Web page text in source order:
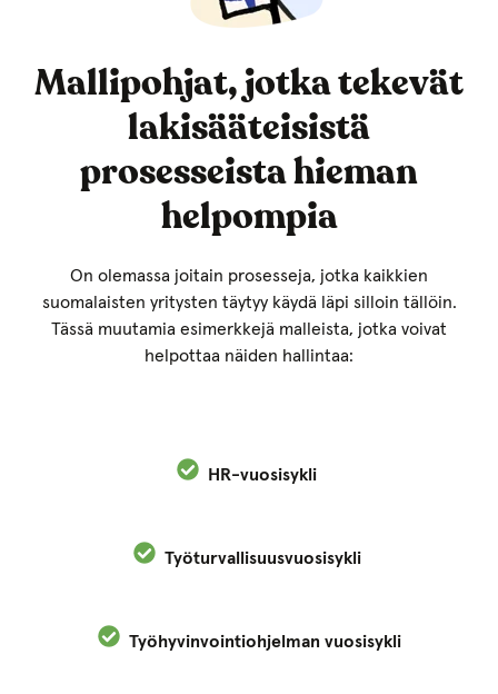
Mallipohjat, jotka tekevät
lakisääteisistä
prosesseista hieman
helpompia
On olemassa joitain prosesseja, jotka kaikkien
suomalaisten yritysten täytyy käydä läpi silloin tällöin.
Tässä muutamia esimerkkejä malleista, jotka voivat
helpottaa näiden hallintaa:
HR-vuosisykli
Työturvallisuusvuosisykli
Työhyvinvointiohjelman vuosisykli